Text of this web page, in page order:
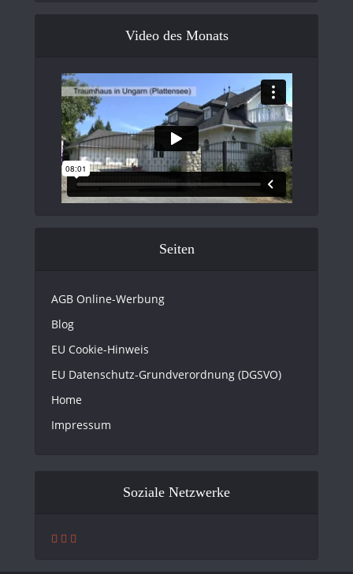
Video des Monats
Seiten
AGB Online-Werbung
Blog
EU Cookie-Hinweis
EU Datenschutz-Grundverordnung (DGSVO)
Home
Impressum
Soziale Netzwerke